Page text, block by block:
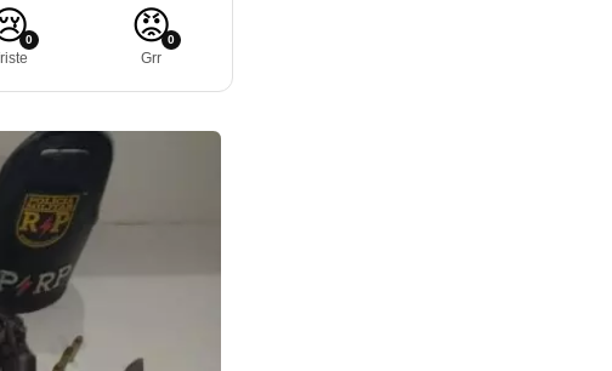
0 😡0
Grr